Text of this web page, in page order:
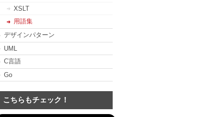
XSLT
用語集
デザインパターン
UML
C言語
Go
こちらもチェック！